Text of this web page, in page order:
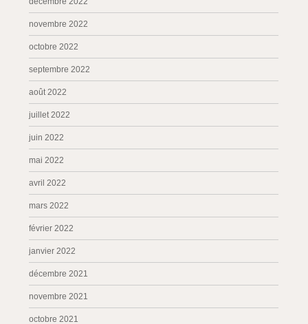
novembre 2022
octobre 2022
septembre 2022
août 2022
juillet 2022
juin 2022
mai 2022
avril 2022
mars 2022
février 2022
janvier 2022
décembre 2021
novembre 2021
octobre 2021